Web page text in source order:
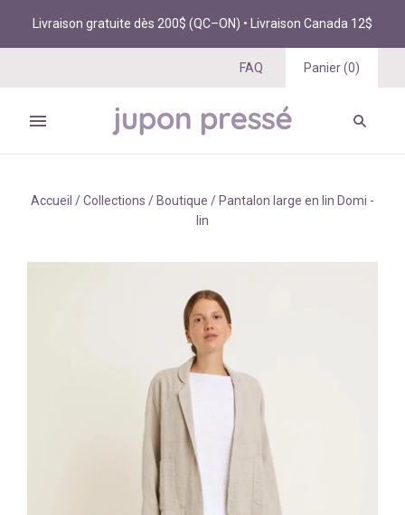
Livraison gratuite dès 200$ (QC–ON) • Livraison Canada 12$
FAQ Panier(0)
Accueil /Collections / Boutique / Pantalon large en lin Domi -
lin